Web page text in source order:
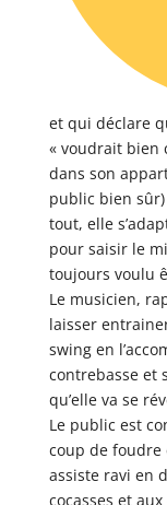
et qui déclare
« voudrait bien
dans son
public bien sûr)
tout, elle
pour saisir le
toujours voulu
Le musicien,
laisser
swing en
contrebasse et
qu’elle va se
Le public est
coup de
assiste ravi en
cocasses et